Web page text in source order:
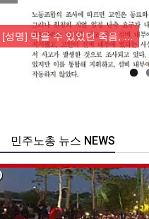
[조합원☆인터뷰] 서비스연맹 전
주노총 뉴스 NEWS